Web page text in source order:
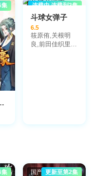
集
神豪动态漫画
日本动漫
连载中 连载到3集
斗球女弹子
6.5
筱原侑,关根明
良,前田佳织里,
集 国产动漫更新至第2集